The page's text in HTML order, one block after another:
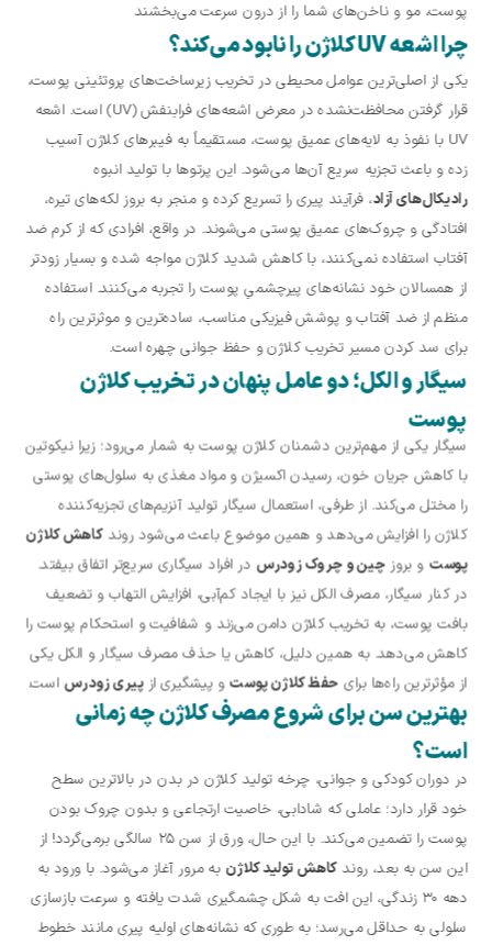
پوست، مو و ناخن‌های شما را از درون سرعت می‌بخشند
چرا اشعه UV کلاژن را نابود می‌کند؟
یکی از اصلی‌ترین عوامل محیطی در تخریب زیرساخت‌های پروتئینی پوست،
قرار گرفتن محافظت‌نشده در معرض اشعه‌های فرابنفش (UV) است. اشعه
UV با نفوذ به لایه‌های عمیق پوست، مستقیماً به فیبرهای کلاژن آسیب
زده و باعث تجزیه سریع آن‌ها می‌شود. این پرتوها با تولید انبوه
رادیکال‌های آزاد، فرآیند پیری را تسریع کرده و منجر به بروز لکه‌های تیره،
افتادگی و چروک‌های عمیق پوستی می‌شوند. در واقع، افرادی که از کرم ضد
آفتاب استفاده نمی‌کنند، با کاهش شدید کلاژن مواجه شده و بسیار زودتر
از همسالان خود نشانه‌های پیرچشمیِ پوست را تجربه می‌کنند. استفاده
منظم از ضد آفتاب و پوشش فیزیکی مناسب، ساده‌ترین و موثرترین راه
برای سد کردن مسیر تخریب کلاژن و حفظ جوانی چهره است.
سیگار و الکل؛ دو عامل پنهان در تخریب کلاژن
پوست
سیگار یکی از مهم‌ترین دشمنان کلاژن پوست به شمار می‌رود؛ زیرا نیکوتین
با کاهش جریان خون، رسیدن اکسیژن و مواد مغذی به سلول‌های پوستی
را مختل می‌کند. از طرفی، استعمال سیگار تولید آنزیم‌های تجزیه‌کننده
کلاژن را افزایش می‌دهد و همین موضوع باعث می‌شود روندکاهش کلاژن
پوست و بروزچین‌ و چروک زودرس در افراد سیگاری سریع‌تر اتفاق بیفتد.
در کنار سیگار، مصرف الکل نیز با ایجاد کم‌آبی، افزایش التهاب و تضعیف
بافت پوست، به تخریب کلاژن دامن می‌زند و شفافیت و استحکام پوست را
کاهش می‌دهد. به همین دلیل، کاهش یا حذف مصرف سیگار و الکل یکی
از مؤثرترین راه‌ها برای حفظ کلاژن پوستو پیشگیری ازپیری زودرساست.
بهترین سن برای شروع مصرف کلاژن چه زمانی
است؟
در دوران کودکی و جوانی، چرخه تولید کلاژن در بدن در بالاترین سطح
خود قرار دارد؛ عاملی که شادابی، خاصیت ارتجاعی و بدون چروک بودن
پوست را تضمین می‌کند. با این حال، ورق از سن ۲۵ سالگی برمی‌گردد! از
این سن به بعد، روندکاهش تولید کلاژنبه مرور آغاز می‌شود. با ورود به
دهه ۳۰ زندگی، این افت به شکل چشمگیری شدت یافته و سرعت بازسازی
سلولی به حداقل می‌رسد؛ به طوری که نشانه‌های اولیه پیری مانند خطوط